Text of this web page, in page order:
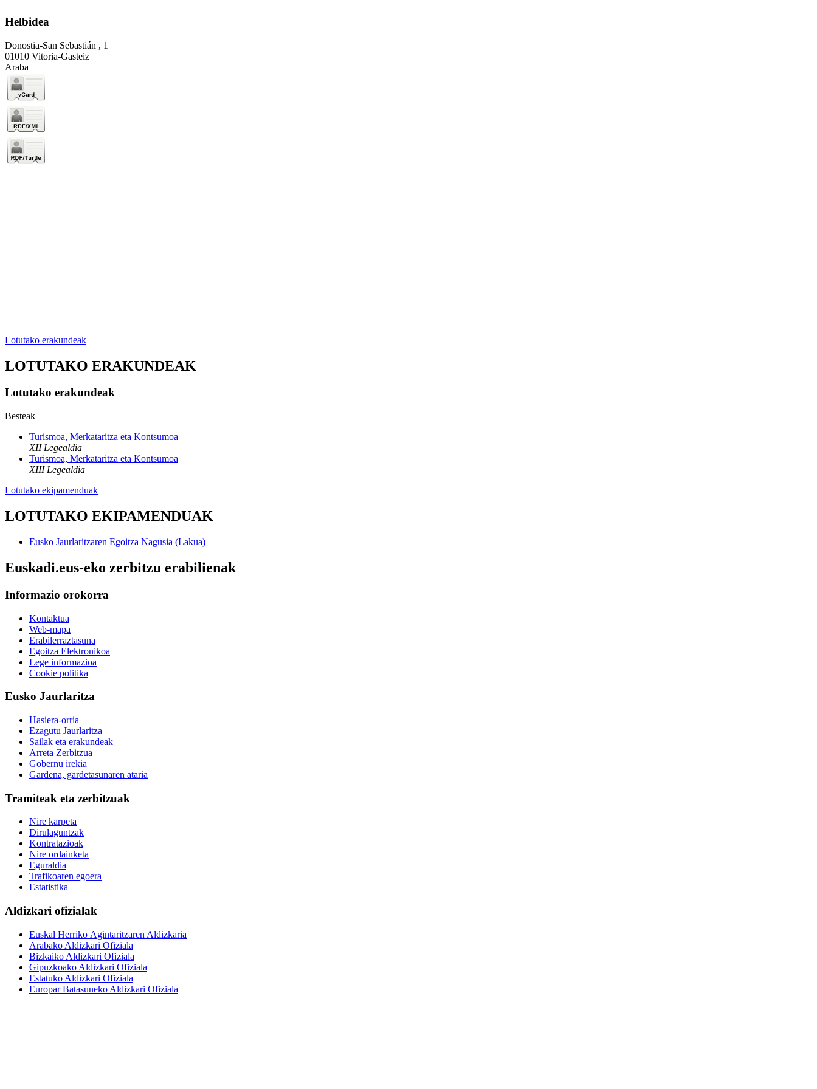
Helbidea
Donostia-San Sebastián , 1
01010 Vitoria-Gasteiz
Araba
Lotutako erakundeak
LOTUTAKO ERAKUNDEAK
Lotutako erakundeak
Besteak
Turismoa, Merkataritza eta Kontsumoa
XII Legealdia
Turismoa, Merkataritza eta Kontsumoa
XIII Legealdia
Lotutako ekipamenduak
LOTUTAKO EKIPAMENDUAK
Eusko Jaurlaritzaren Egoitza Nagusia (Lakua)
Euskadi.eus-eko zerbitzu erabilienak
Informazio orokorra
Kontaktua
Web-mapa
Erabilerraztasuna
Egoitza Elektronikoa
Lege informazioa
Cookie politika
Eusko Jaurlaritza
Hasiera-orria
Ezagutu Jaurlaritza
Sailak eta erakundeak
Arreta Zerbitzua
Gobernu irekia
Gardena, gardetasunaren ataria
Tramiteak eta zerbitzuak
Nire karpeta
Dirulaguntzak
Kontratazioak
Nire ordainketa
Eguraldia
Trafikoaren egoera
Estatistika
Aldizkari ofizialak
Euskal Herriko Agintaritzaren Aldizkaria
Arabako Aldizkari Ofiziala
Bizkaiko Aldizkari Ofiziala
Gipuzkoako Aldizkari Ofiziala
Estatuko Aldizkari Ofiziala
Europar Batasuneko Aldizkari Ofiziala